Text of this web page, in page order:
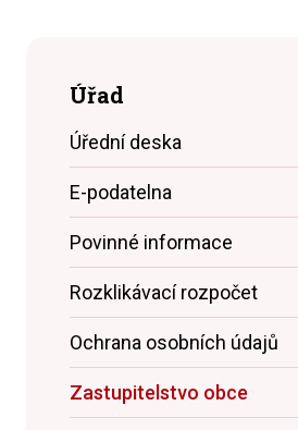
Úřad
Úřední deska
E-podatelna
Povinné informace
Rozklikávací rozpočet
Ochrana osobních údajů
Zastupitelstvo obce